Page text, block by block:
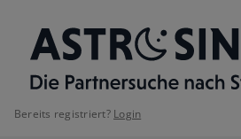
Bereits registriert? Login